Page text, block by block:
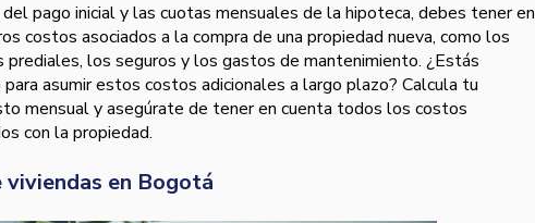
pago inicial y las cuotas mensuales de la hipoteca, debes tener en
costos asociados a la compra de una propiedad nueva, como los
prediales, los seguros y los gastos de mantenimiento. ¿Estás
para asumir estos costos adicionales a largo plazo? Calcula tu
mensual y asegúrate de tener en cuenta todos los costos
con la propiedad.
en Bogotá